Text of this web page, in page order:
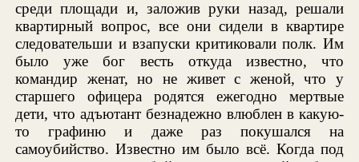
среди площади и, заложив руки назад, решали
квартирный вопрос, все они сидели в квартире
следовательши и взапуски критиковали полк. Им
было уже бог весть откуда известно, что
командир женат, но не живет с женой, что у
старшего офицера родятся ежегодно мертвые
дети, что адъютант безнадежно влюблен в какую-
то графиню и даже раз покушался на
самоубийство. Известно им было всё. Когда под